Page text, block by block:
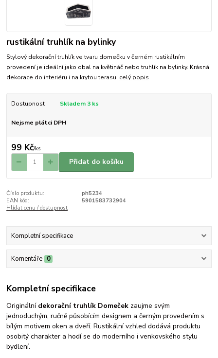
rustikální truhlík na bylinky
Stylový dekorační truhlík ve tvaru domečku v černém rustikálním
provedení je ideální jako obal na květináč nebo truhlík na bylinky. Krásná
dekorace do interiéru i na krytou terasu. celý popis
Dostupnost Skladem 3 ks
Nejsme plátci DPH
99 Kč/ks
Přidat do košíku
Číslo produktu:
ph5234
EAN kód:
5901583732904
Hlídat cenu / dostupnost
Kompletní specifikace
Komentáře 0
Kompletní specifikace
Originální dekorační truhlík Domeček zaujme svým
jednoduchým, ručně působícím designem a černým provedením s
bílým motivem oken a dveří. Rustikální vzhled dodává produktu
osobitý charakter a hodí se do moderního i venkovského stylu
bydlení.